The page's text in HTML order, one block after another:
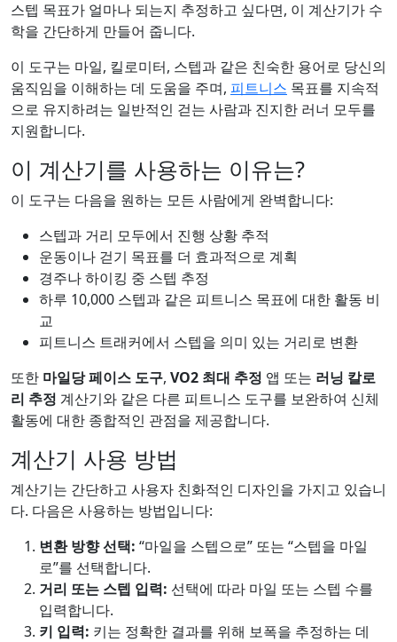
스텝 목표가 얼마나 되는지 추정하고 싶다면, 이 계산기가 수
학을 간단하게 만들어 줍니다.
이 도구는 마일, 킬로미터, 스텝과 같은 친숙한 용어로 당신의
움직임을 이해하는 데 도움을 주며, 피트니스 목표를 지속적
으로 유지하려는 일반적인 걷는 사람과 진지한 러너 모두를
지원합니다.
이 계산기를 사용하는 이유는?
이 도구는 다음을 원하는 모든 사람에게 완벽합니다:
스텝과 거리 모두에서 진행 상황 추적
운동이나 걷기 목표를 더 효과적으로 계획
경주나 하이킹 중 스텝 추정
하루 10,000 스텝과 같은 피트니스 목표에 대한 활동 비
교
피트니스 트래커에서 스텝을 의미 있는 거리로 변환
또한 마일당 페이스 도구, VO2 최대 추정 앱 또는 러닝 칼로
리 추정 계산기와 같은 다른 피트니스 도구를 보완하여 신체
활동에 대한 종합적인 관점을 제공합니다.
계산기 사용 방법
계산기는 간단하고 사용자 친화적인 디자인을 가지고 있습니
다. 다음은 사용하는 방법입니다:
변환 방향 선택: “마일을 스텝으로” 또는 “스텝을 마일
로”를 선택합니다.
거리 또는 스텝 입력: 선택에 따라 마일 또는 스텝 수를
입력합니다.
키 입력: 키는 정확한 결과를 위해 보폭을 추정하는 데